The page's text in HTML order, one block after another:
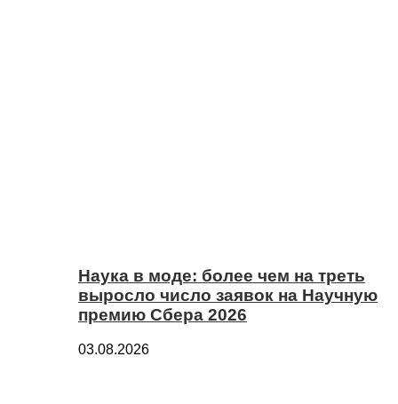
Наука в моде: более чем на треть
выросло число заявок на Научную
премию Сбера 2026
03.08.2026